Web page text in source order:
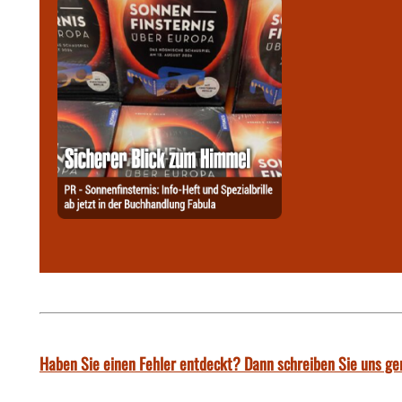
Haben Sie einen Fehler entdeckt? Dann schreiben Sie uns